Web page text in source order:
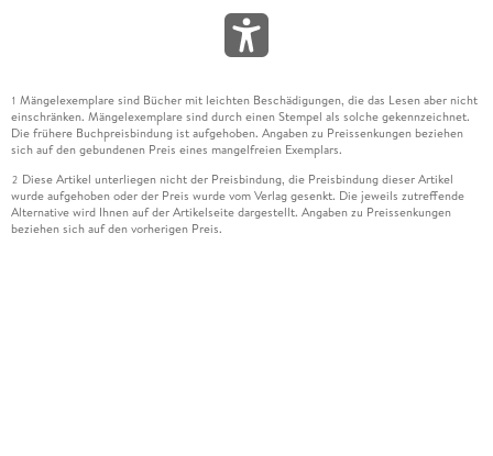
1 Mängelexemplare sind Bücher mit leichten Beschädigungen, die das Lesen aber nicht
einschränken. Mängelexemplare sind durch einen Stempel als solche gekennzeichnet.
Die frühere Buchpreisbindung ist aufgehoben. Angaben zu Preissenkungen beziehen
sich auf den gebundenen Preis eines mangelfreien Exemplars.
2 Diese Artikel unterliegen nicht der Preisbindung, die Preisbindung dieser Artikel
wurde aufgehoben oder der Preis wurde vom Verlag gesenkt. Die jeweils zutreffende
Alternative wird Ihnen auf der Artikelseite dargestellt. Angaben zu Preissenkungen
beziehen sich auf den vorherigen Preis.